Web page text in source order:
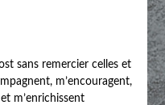
sans remercier celles et
m’encouragent,
m’enrichissent